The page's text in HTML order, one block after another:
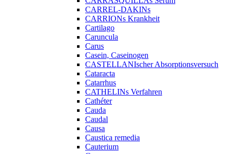
CARREL-DAKINs
CARRIONs Krankheit
Cartilago
Caruncula
Carus
Casein, Caseinogen
CASTELLANIscher Absorptionsversuch
Cataracta
Catarrhus
CATHELINs Verfahren
Cathéter
Cauda
Caudal
Causa
Caustica remedia
Cauterium